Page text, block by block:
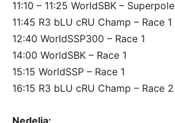
11:10 – 11:25 WorldSBK – Superpole
11:45 R3 bLU cRU Champ – Race 1
12:40 WorldSSP300 – Race 1
14:00 WorldSBK – Race 1
15:15 WorldSSP – Race 1
16:15 R3 bLU cRU Champ – Race 2
Nedelja: